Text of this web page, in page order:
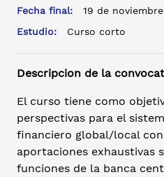
Fecha final:
19 de
Estudio:
Curso corto
Descripcion de la
El curso tiene como
perspectivas para el
financiero global/local
aportaciones exhaustivas
funciones de la banca